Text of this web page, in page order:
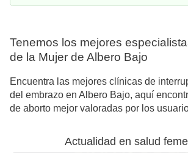
Tenemos los mejores
de la Mujer de Albero Bajo
Encuentra las mejores clínicas de
del embrazo en Albero Bajo, aquí
de aborto mejor valoradas por los
Actualidad en salud